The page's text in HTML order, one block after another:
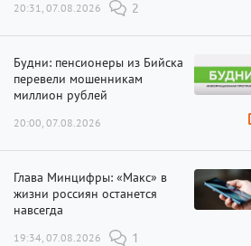
20:31, 07.08.2026 2
Будни: пенсионеры из Бийска
перевели мошенникам
миллион рублей
20:00, 07.08.2026
Глава Минцифры: «Макс» в
жизни россиян останется
навсегда
19:34, 07.08.2026 1